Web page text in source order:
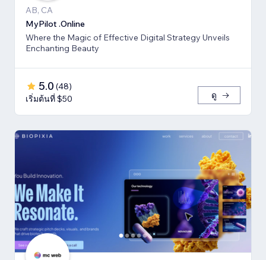
AB, CA
MyPilot .Online
Where the Magic of Effective Digital Strategy Unveils
Enchanting Beauty
5.0 (48)
เริ่มต้นที่ $50
ดู